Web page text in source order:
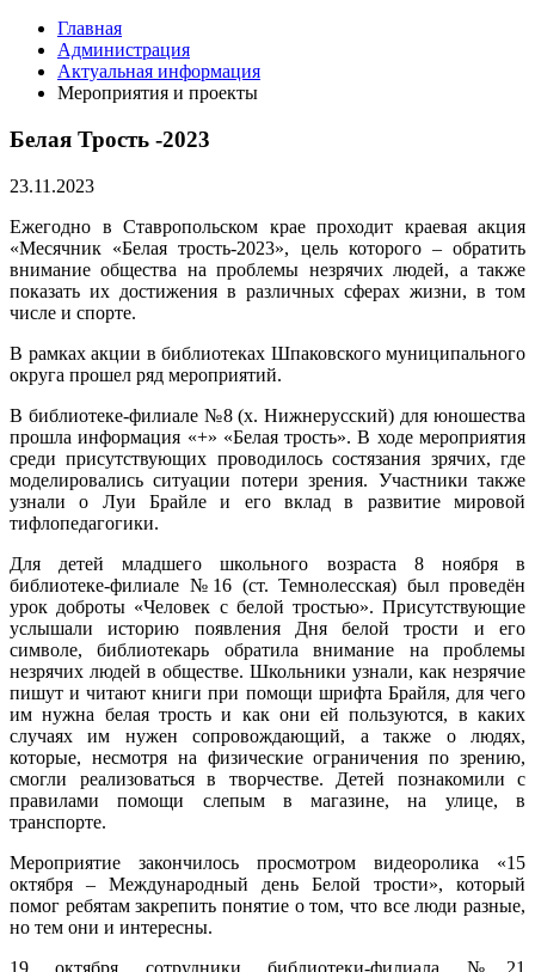
Главная
Администрация
Актуальная информация
Мероприятия и проекты
Белая Трость -2023
23.11.2023
Ежегодно в Ставропольском крае проходит краевая акция
«Месячник «Белая трость-2023», цель которого – обратить
внимание общества на проблемы незрячих людей, а также
показать их достижения в различных сферах жизни, в том
числе и спорте.
В рамках акции в библиотеках Шпаковского муниципального
округа прошел ряд мероприятий.
В библиотеке-филиале №8 (х. Нижнерусский) для юношества
прошла информация «+» «Белая трость». В ходе мероприятия
среди присутствующих проводилось состязания зрячих, где
моделировались ситуации потери зрения. Участники также
узнали о Луи Брайле и его вклад в развитие мировой
тифлопедагогики.
Для детей младшего школьного возраста 8 ноября в
библиотеке-филиале №16 (ст. Темнолесская) был проведён
урок доброты «Человек с белой тростью». Присутствующие
услышали историю появления Дня белой трости и его
символе, библиотекарь обратила внимание на проблемы
незрячих людей в обществе. Школьники узнали, как незрячие
пишут и читают книги при помощи шрифта Брайля, для чего
им нужна белая трость и как они ей пользуются, в каких
случаях им нужен сопровождающий, а также о людях,
которые, несмотря на физические ограничения по зрению,
смогли реализоваться в творчестве. Детей познакомили с
правилами помощи слепым в магазине, на улице, в
транспорте.
Мероприятие закончилось просмотром видеоролика «15
октября – Международный день Белой трости», который
помог ребятам закрепить понятие о том, что все люди разные,
но тем они и интересны.
19 октября сотрудники библиотеки-филиала №21